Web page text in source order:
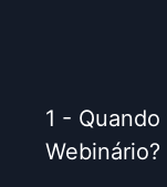
1 -
Webinário?